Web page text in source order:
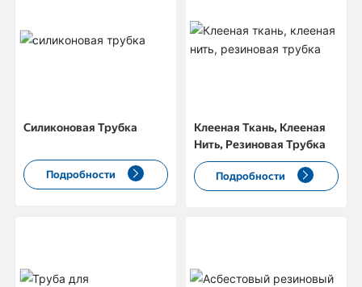
Силиконовая Трубка
Подробности
Клееная Ткань, Клееная
Нить, Резиновая Трубка
Подробности